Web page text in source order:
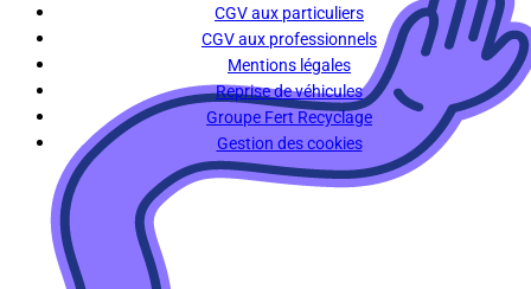
CGV aux particuliers
CGV aux professionnels
Mentions légales
Reprise de véhicules
Groupe Fert Recyclage
Gestion des cookies